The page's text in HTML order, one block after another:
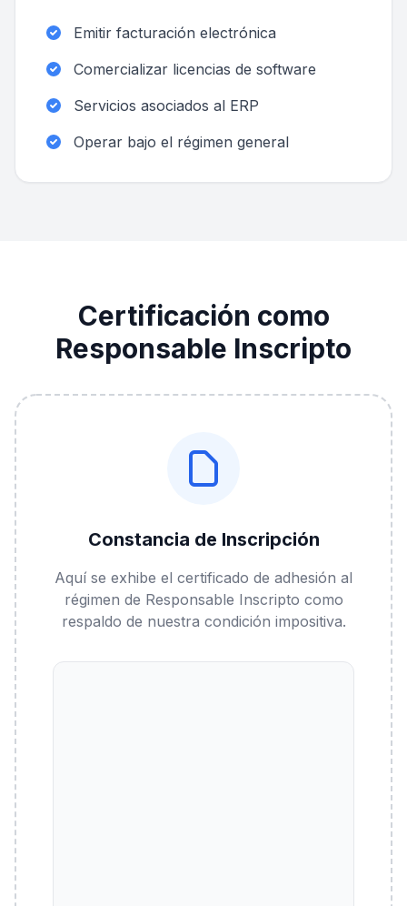
Emitir facturación electrónica
Comercializar licencias de software
Servicios asociados al ERP
Operar bajo el régimen general
Certificación como
Responsable Inscripto
Constancia de Inscripción
Aquí se exhibe el certificado de adhesión al
régimen de Responsable Inscripto como
respaldo de nuestra condición impositiva.